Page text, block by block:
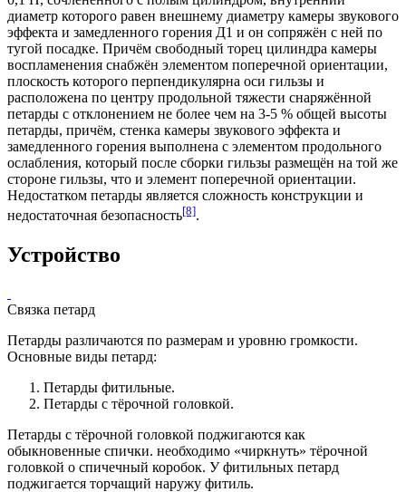
диаметр которого равен внешнему диаметру камеры звукового
эффекта и замедленного горения Д1 и он сопряжён с ней по
тугой посадке. Причём свободный торец цилиндра камеры
воспламенения снабжён элементом поперечной ориентации,
плоскость которого перпендикулярна оси гильзы и
расположена по центру продольной тяжести снаряжённой
петарды с отклонением не более чем на 3-5 % общей высоты
петарды, причём, стенка камеры звукового эффекта и
замедленного горения выполнена с элементом продольного
ослабления, который после сборки гильзы размещён на той же
стороне гильзы, что и элемент поперечной ориентации.
Недостатком петарды является сложность конструкции и
недостаточная безопасность[8].
Устройство
Связка петард
Петарды различаются по размерам и уровню громкости.
Основные виды петард:
Петарды фитильные.
Петарды с тёрочной головкой.
Петарды с тёрочной головкой поджигаются как
обыкновенные спички. необходимо «чиркнуть» тёрочной
головкой о спичечный коробок. У фитильных петард
поджигается торчащий наружу фитиль.